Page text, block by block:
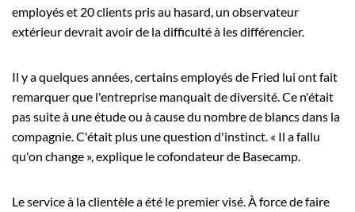
employés et 20 clients pris au hasard, un observateur
extérieur devrait avoir de la difficulté à les différencier.
Il y a quelques années, certains employés de Fried lui ont fait
remarquer que l'entreprise manquait de diversité. Ce n'était
pas suite à une étude ou à cause du nombre de blancs dans la
compagnie. C'était plus une question d'instinct. « Il a fallu
qu'on change », explique le cofondateur de Basecamp.
Le service à la clientèle a été le premier visé. À force de faire